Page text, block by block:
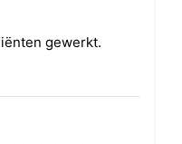
gewerkt.